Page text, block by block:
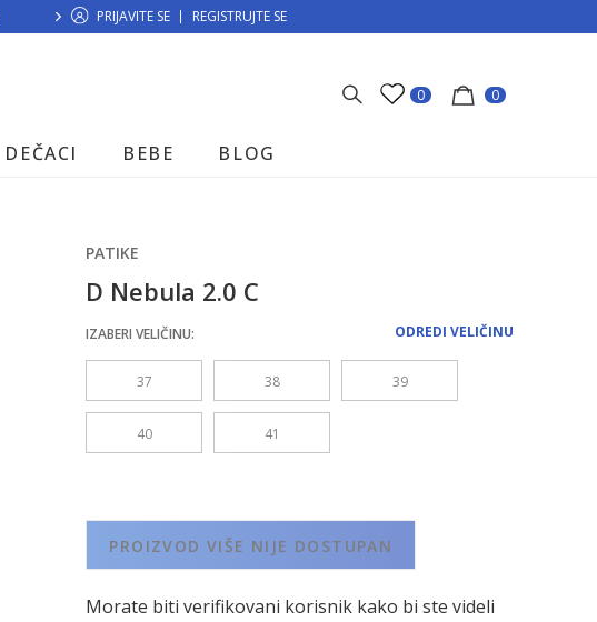
MOGUĆNOST BESPLATNE ISPORUKE!
PRIJAVITE SE REGISTRUJTE SE
0 0
DEČACI BEBE BLOG
PATIKE
D Nebula 2.0 C
ODREDI VELIČINU
IZABERI VELIČINU:
37 38 39
40 41
PROIZVOD VIŠE NIJE DOSTUPAN
Morate biti verifikovani korisnik kako bi ste videli